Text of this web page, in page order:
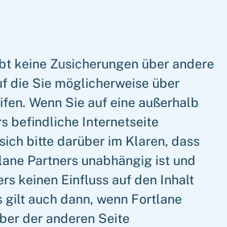
keine Zusicherungen über andere
die Sie möglicherweise über
Wenn Sie auf eine außerhalb
befindliche Internetseite
bitte darüber im Klaren, dass
Partners unabhängig ist und
keinen Einfluss auf den Inhalt
gilt auch dann, wenn Fortlane
der anderen Seite